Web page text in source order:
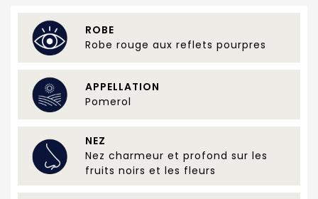
ROBE
Robe rouge aux reflets pourpres
APPELLATION
Pomerol
NEZ
Nez charmeur et profond sur les
fruits noirs et les fleurs